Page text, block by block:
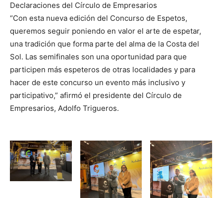
Declaraciones del Círculo de Empresarios
“Con esta nueva edición del Concurso de Espetos,
queremos seguir poniendo en valor el arte de espetar,
una tradición que forma parte del alma de la Costa del
Sol. Las semifinales son una oportunidad para que
participen más espeteros de otras localidades y para
hacer de este concurso un evento más inclusivo y
participativo,” afirmó el presidente del Círculo de
Empresarios, Adolfo Trigueros.